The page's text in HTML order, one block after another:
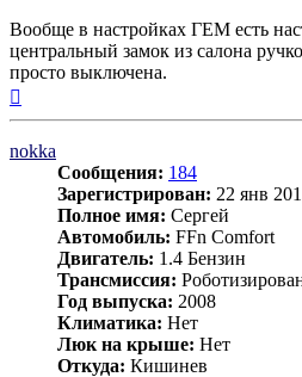
Вообще в настройках ГЕМ есть
центральный замок из салона
просто выключена.
nokka
Сообщения: 184
Зарегистрирован: 22 янв
Полное имя: Сергей
Автомобиль: FFn Comfort
Двигатель: 1.4 Бензин
Трансмиссия:
Год выпуска: 2008
Климатика: Нет
Люк на крыше: Нет
Откуда: Кишинев